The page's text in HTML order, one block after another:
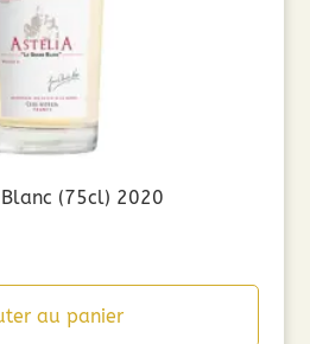
Blanc (75cl) 2020
au panier